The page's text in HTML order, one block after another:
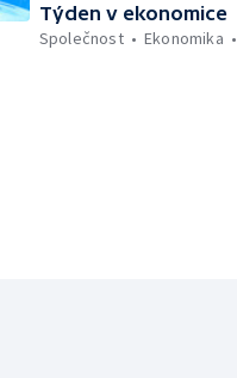
Týden v ekonomice
Společnost
Ekonomika